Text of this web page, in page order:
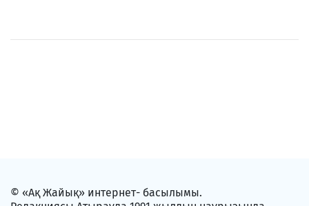
© «Ақ Жайық» интернет- басылымы.